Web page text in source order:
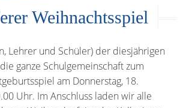
Weihnachtsspiel
Lehrer und Schüler) der diesjährigen
ganze Schulgemeinschaft zum
am Donnerstag, 18.
Uhr. Im Anschluss laden wir alle